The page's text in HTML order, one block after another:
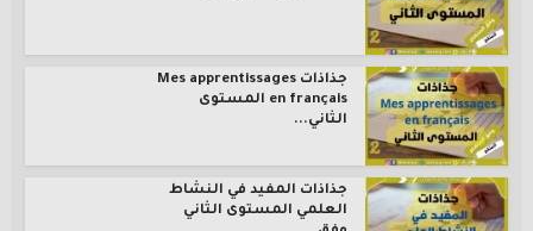
جذاذات Mes apprentissages
en français المستوى
الثاني...
جذاذات المفيد في النشاط
العلمي المستوى الثاني